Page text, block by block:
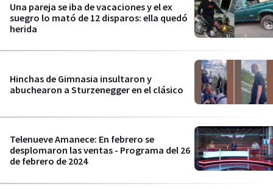
Una pareja se iba de vacaciones y el ex
suegro lo mató de 12 disparos: ella quedó
herida
Hinchas de Gimnasia insultaron y
abuchearon a Sturzenegger en el clásico
Telenueve Amanece: En febrero se
desplomaron las ventas - Programa del 26
de febrero de 2024